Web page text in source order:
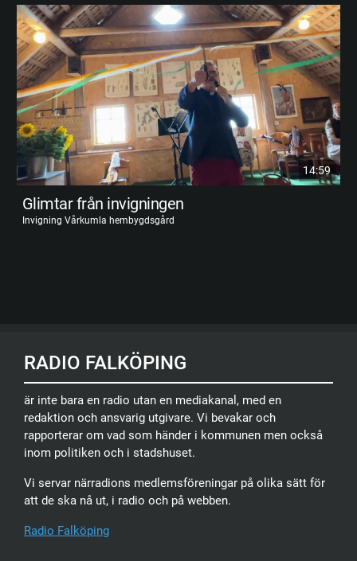
14:59
Glimtar från invigningen
Invigning Vårkumla hembygdsgård
RADIO FALKÖPING
är inte bara en radio utan en mediakanal, med en
redaktion och ansvarig utgivare. Vi bevakar och
rapporterar om vad som händer i kommunen men också
inom politiken och i stadshuset.
Vi servar närradions medlemsföreningar på olika sätt för
att de ska nå ut, i radio och på webben.
Radio Falköping